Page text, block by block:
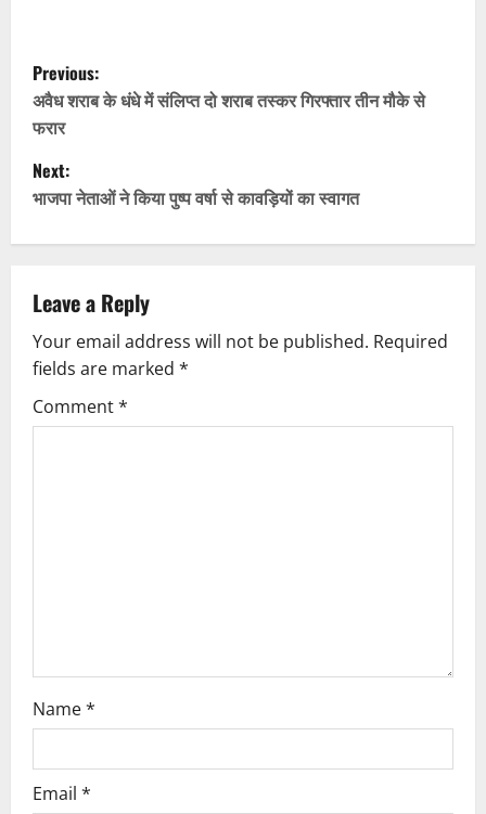
P
o
s
t
n
a
v
i
g
Previous:
अवैध शराब के धंधे में संलिप्त दो शराब तस्कर गिरफ्तार तीन मौके से
फरार
Next:
भाजपा नेताओं ने किया पुष्प वर्षा से कावड़ियों का स्वागत
Leave a Reply
Your email address will not be published. Required
fields are marked *
Comment*
Name*
Email *